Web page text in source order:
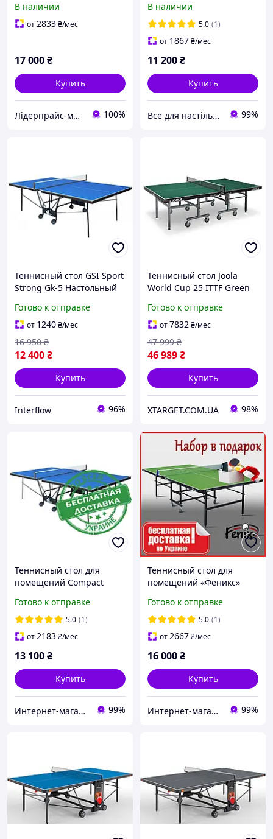
черный, оригінал!
В наличии
от2833₴/мес
17 000₴
Купить
Лідерпрайс-магазин товарів для дому, здоров'я, спорту та відпочинку №1. Liderprice.uaprom.net 100%
В наличии
5.0 (1)
от 1867₴/мес
11 200₴
Купить
Все для настільного тенісу 99%
Теннисный стол GSI Sport
Strong Gk-5 Настольный
помещений, офиса Пинг
понг складной Синий
Готово к отправке
от 1240₴/мес
12 400₴
16 950 ₴
Купить
Interflow 96%
Теннисный стол Joola
World Cup 25 ITTF Green
Готово к отправке
от7832₴/мес
46 989₴
47 999 ₴
Купить
XTARGET.COM.UA 98%
Теннисный стол для
помещений Compact
цвета
Готово к отправке
5.0 (1)
от2183₴/мес
13 100₴
Купить
Интернет-магазин "TUDOM" 99%
Теннисный стол для
помещений «Феникс»
цвета
Готово к отправке
5.0 (1)
от2667₴/мес
16 000₴
Купить
Интернет-магазин "TUDOM" 99%